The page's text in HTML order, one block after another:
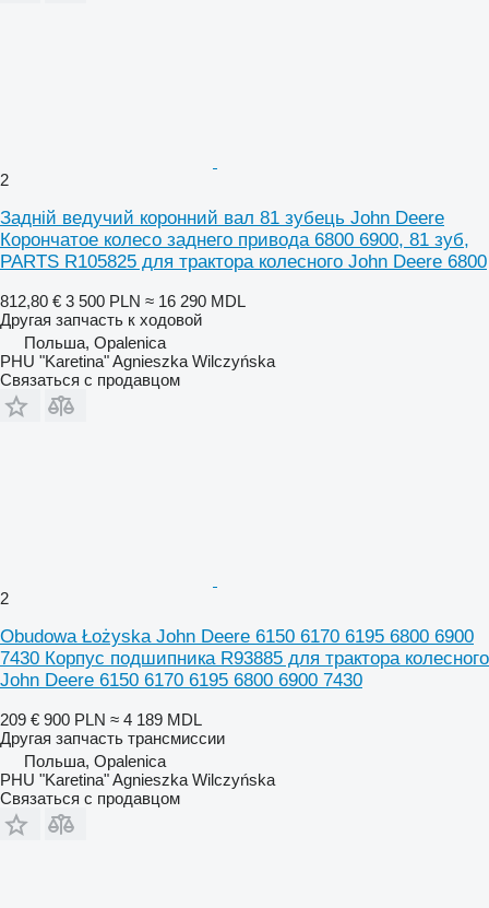
2
Задній ведучий коронний вал 81 зубець John Deere
Корончатое колесо заднего привода 6800 6900, 81 зуб,
PARTS R105825 для трактора колесного John Deere 6800
812,80 € 3 500 PLN ≈ 16 290 MDL
Другая запчасть к ходовой
Польша, Opalenica
PHU "Karetina" Agnieszka Wilczyńska
Связаться с продавцом
2
Obudowa Łożyska John Deere 6150 6170 6195 6800 6900
7430 Корпус подшипника R93885 для трактора колесного
John Deere 6150 6170 6195 6800 6900 7430
209 € 900 PLN ≈ 4 189 MDL
Другая запчасть трансмиссии
Польша, Opalenica
PHU "Karetina" Agnieszka Wilczyńska
Связаться с продавцом